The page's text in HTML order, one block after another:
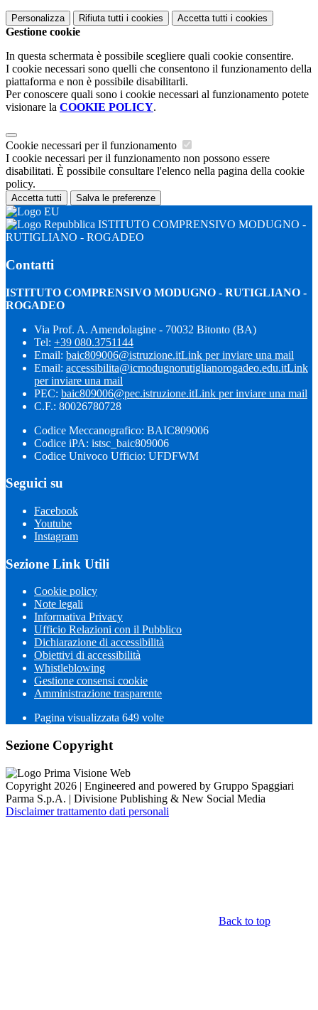
Personalizza Rifiuta tutti i cookies Accetta tutti i cookies
Gestione cookie
In questa schermata è possibile scegliere quali cookie consentire.
I cookie necessari sono quelli che consentono il funzionamento della
piattaforma e non è possibile disabilitarli.
Per conoscere quali sono i cookie necessari al funzionamento potete
visionare la COOKIE POLICY.
Cookie necessari per il funzionamento
I cookie necessari per il funzionamento non possono essere
disabilitati. È possibile consultare l'elenco nella pagina della cookie
policy.
Accetta tutti Salva le preferenze
ISTITUTO COMPRENSIVO MODUGNO -
RUTIGLIANO - ROGADEO
Contatti
ISTITUTO COMPRENSIVO MODUGNO - RUTIGLIANO -
ROGADEO
Via Prof. A. Amendolagine - 70032 Bitonto (BA)
Tel: +39 080.3751144
Email: baic809006@istruzione.itLink per inviare una mail
Email: accessibilita@icmodugnorutiglianorogadeo.edu.itLink
per inviare una mail
PEC: baic809006@pec.istruzione.itLink per inviare una mail
C.F.: 80026780728
Codice Meccanografico: BAIC809006
Codice iPA: istsc_baic809006
Codice Univoco Ufficio: UFDFWM
Seguici su
Facebook
Youtube
Instagram
Sezione Link Utili
Cookie policy
Note legali
Informativa Privacy
Ufficio Relazioni con il Pubblico
Dichiarazione di accessibilità
Obiettivi di accessibilità
Whistleblowing
Gestione consensi cookie
Amministrazione trasparente
Pagina visualizzata 649 volte
Sezione Copyright
Copyright 2026 | Engineered and powered by Gruppo Spaggiari
Parma S.p.A. | Divisione Publishing & New Social Media
Disclaimer trattamento dati personali
Back to top